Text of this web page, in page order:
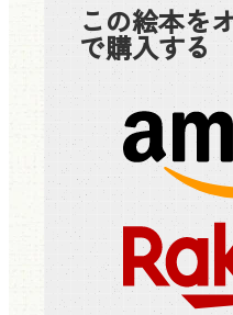
この絵本を
で購入する